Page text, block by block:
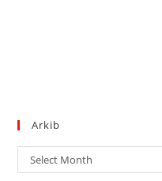
Arkib
Arkib
Select Month